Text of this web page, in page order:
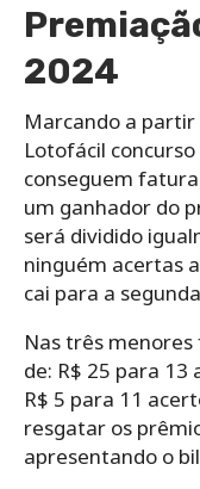
2024
Marcando a
Lotofácil
conseguem
um ganhador do
será dividido
ninguém acertas
cai para a
Nas três
de: R$ 25 para 13
R$ 5 para 11
resgatar os
apresentando o